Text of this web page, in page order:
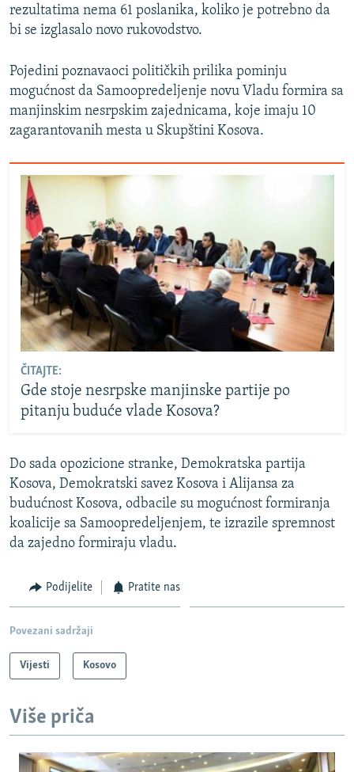
rezultatima nema 61 poslanika, koliko je potrebno da
bi se izglasalo novo rukovodstvo.
Pojedini poznavaoci političkih prilika pominju
mogućnost da Samoopredeljenje novu Vladu formira sa
manjinskim nesrpskim zajednicama, koje imaju 10
zagarantovanih mesta u Skupštini Kosova.
ČITAJTE:
Gde stoje nesrpske manjinske partije po
pitanju buduće vlade Kosova?
Do sada opozicione stranke, Demokratska partija
Kosova, Demokratski savez Kosova i Alijansa za
budućnost Kosova, odbacile su mogućnost formiranja
koalicije sa Samoopredeljenjem, te izrazile spremnost
da zajedno formiraju vladu.
Podijelite Pratite nas
Povezani sadržaji
Vijesti Kosovo
Više priča